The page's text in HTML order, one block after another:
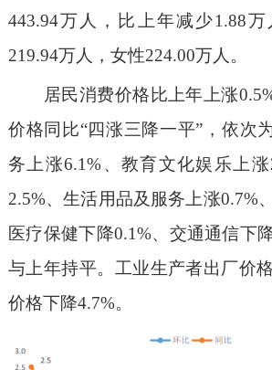
443.94万人，比上年减少1.88
219.94万人，女性224.00万人。
居民消费价格比上年上涨
价格同比“四涨三降一平”，依次
务上涨6.1%、教育文化娱乐上
2.5%、生活用品及服务上涨0.7%
医疗保健下降0.1%、交通通信下
与上年持平。工业生产者出厂价
价格下降4.7%。